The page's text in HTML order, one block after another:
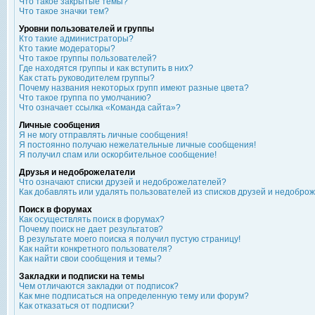
Что такое значки тем?
Уровни пользователей и группы
Кто такие администраторы?
Кто такие модераторы?
Что такое группы пользователей?
Где находятся группы и как вступить в них?
Как стать руководителем группы?
Почему названия некоторых групп имеют разные цвета?
Что такое группа по умолчанию?
Что означает ссылка «Команда сайта»?
Личные сообщения
Я не могу отправлять личные сообщения!
Я постоянно получаю нежелательные личные сообщения!
Я получил спам или оскорбительное сообщение!
Друзья и недоброжелатели
Что означают списки друзей и недоброжелателей?
Как добавлять или удалять пользователей из списков друзей и
Поиск в форумах
Как осуществлять поиск в форумах?
Почему поиск не дает результатов?
В результате моего поиска я получил пустую страницу!
Как найти конкретного пользователя?
Как найти свои сообщения и темы?
Закладки и подписки на темы
Чем отличаются закладки от подписок?
Как мне подписаться на определенную тему или форум?
Как отказаться от подписки?